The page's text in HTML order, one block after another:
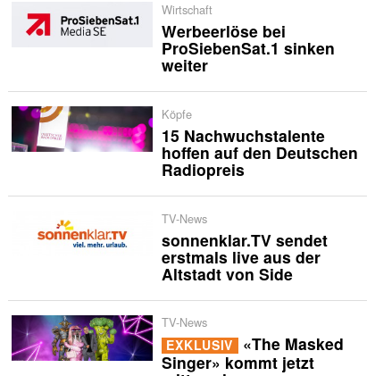
Wirtschaft
Werbeerlöse bei
ProSiebenSat.1 sinken
weiter
Köpfe
15 Nachwuchstalente
hoffen auf den Deutschen
Radiopreis
TV-News
sonnenklar.TV sendet
erstmals live aus der
Altstadt von Side
TV-News
EXKLUSIV «The Masked
Singer» kommt jetzt